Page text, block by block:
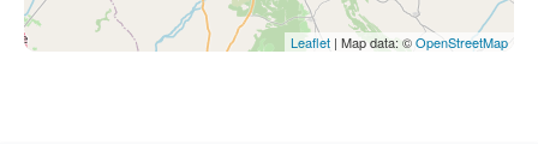
Leaflet | Map data: ©OpenStreetMap